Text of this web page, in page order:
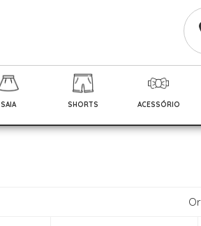
SAIA SHORTS ACESSÓRIO